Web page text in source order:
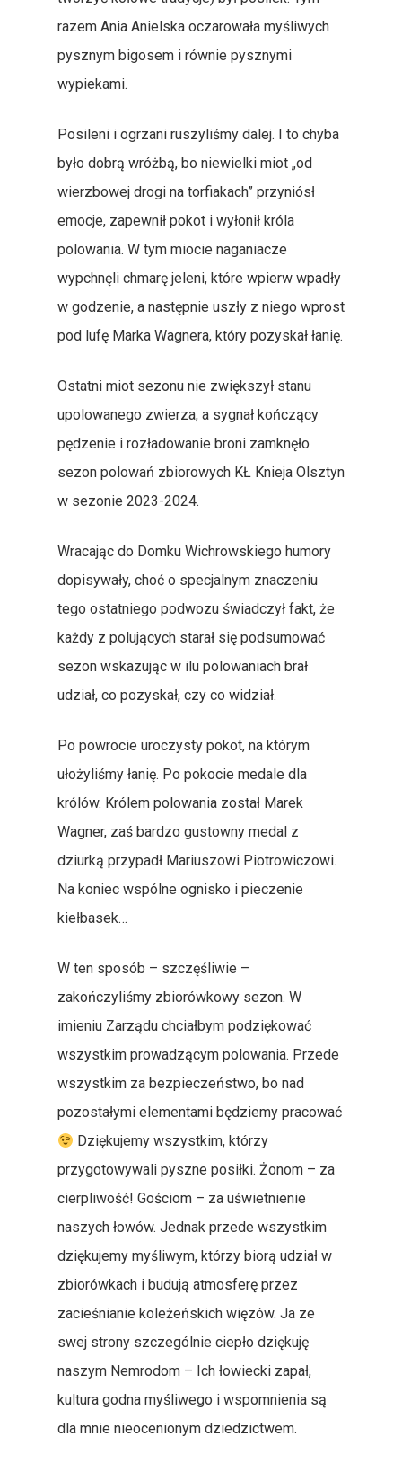
razem Ania Anielska oczarowała myśliwych
pysznym bigosem i równie pysznymi
wypiekami.
Posileni i ogrzani ruszyliśmy dalej. I to chyba
było dobrą wróżbą, bo niewielki miot „od
wierzbowej drogi na torfiakach” przyniósł
emocje, zapewnił pokot i wyłonił króla
polowania. W tym miocie naganiacze
wypchnęli chmarę jeleni, które wpierw wpadły
w godzenie, a następnie uszły z niego wprost
pod lufę Marka Wagnera, który pozyskał łanię.
Ostatni miot sezonu nie zwiększył stanu
upolowanego zwierza, a sygnał kończący
pędzenie i rozładowanie broni zamknęło
sezon polowań zbiorowych KŁ Knieja Olsztyn
w sezonie 2023-2024.
Wracając do Domku Wichrowskiego humory
dopisywały, choć o specjalnym znaczeniu
tego ostatniego podwozu świadczył fakt, że
każdy z polujących starał się podsumować
sezon wskazując w ilu polowaniach brał
udział, co pozyskał, czy co widział.
Po powrocie uroczysty pokot, na którym
ułożyliśmy łanię. Po pokocie medale dla
królów. Królem polowania został Marek
Wagner, zaś bardzo gustowny medal z
dziurką przypadł Mariuszowi Piotrowiczowi.
Na koniec wspólne ognisko i pieczenie
kiełbasek…
W ten sposób – szczęśliwie –
zakończyliśmy zbiorówkowy sezon. W
imieniu Zarządu chciałbym podziękować
wszystkim prowadzącym polowania. Przede
wszystkim za bezpieczeństwo, bo nad
pozostałymi elementami będziemy pracować
Dziękujemy wszystkim, którzy
przygotowywali pyszne posiłki. Żonom – za
cierpliwość! Gościom – za uświetnienie
naszych łowów. Jednak przede wszystkim
dziękujemy myśliwym, którzy biorą udział w
zbiorówkach i budują atmosferę przez
zacieśnianie koleżeńskich więzów. Ja ze
swej strony szczególnie ciepło dziękuję
naszym Nemrodom – Ich łowiecki zapał,
kultura godna myśliwego i wspomnienia są
dla mnie nieocenionym dziedzictwem.
Strona Główna
Książka Polowań
Informacje
Statystyki
Gospodarka Łowiecka
Polowania Komercyjne
Przydatne Linki
Galeria
Nasze Pasje
Opowiadania Łowieckie
Kulinaria
Członkowie Koła
Kronika Koła
Tylko Dla Członków
Kontakt